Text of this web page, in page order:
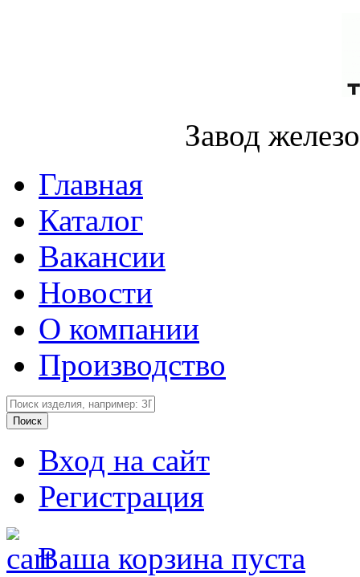
Завод
Главная
Каталог
Вакансии
Новости
О компании
Производство
Вход на сайт
Регистрация
Ваша корзина пуста